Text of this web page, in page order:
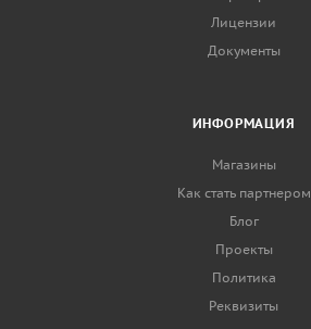
Лицензии
Документы
ИНФОРМАЦИЯ
Магазины
Как стать партнером
Блог
Проекты
Политика
Реквизиты